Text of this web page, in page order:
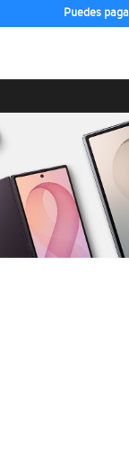
Puedes